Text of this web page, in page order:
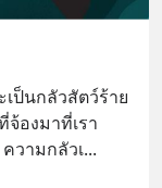
ป็นกลัวสัตว์ร้าย
องมาที่เรา
วามกลัวเ